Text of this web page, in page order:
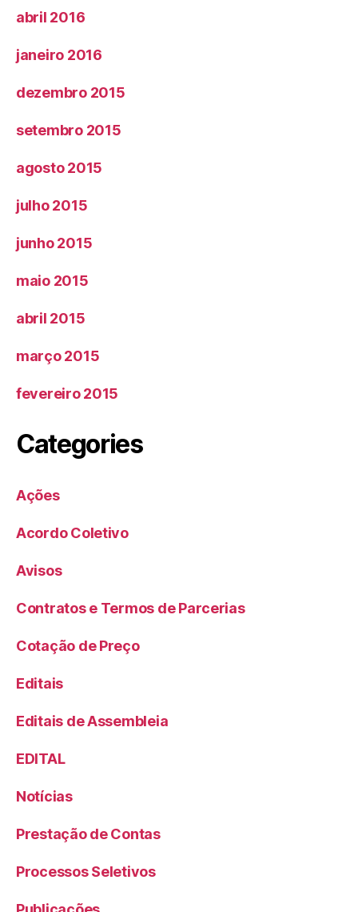
abril 2016
janeiro 2016
dezembro 2015
setembro 2015
agosto 2015
julho 2015
junho 2015
maio 2015
abril 2015
março 2015
fevereiro 2015
Categories
Ações
Acordo Coletivo
Avisos
Contratos e Termos de Parcerias
Cotação de Preço
Editais
Editais de Assembleia
EDITAL
Notícias
Prestação de Contas
Processos Seletivos